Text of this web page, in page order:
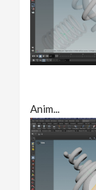
Anim...